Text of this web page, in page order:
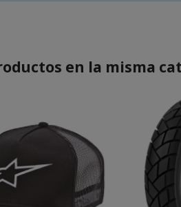
en la misma